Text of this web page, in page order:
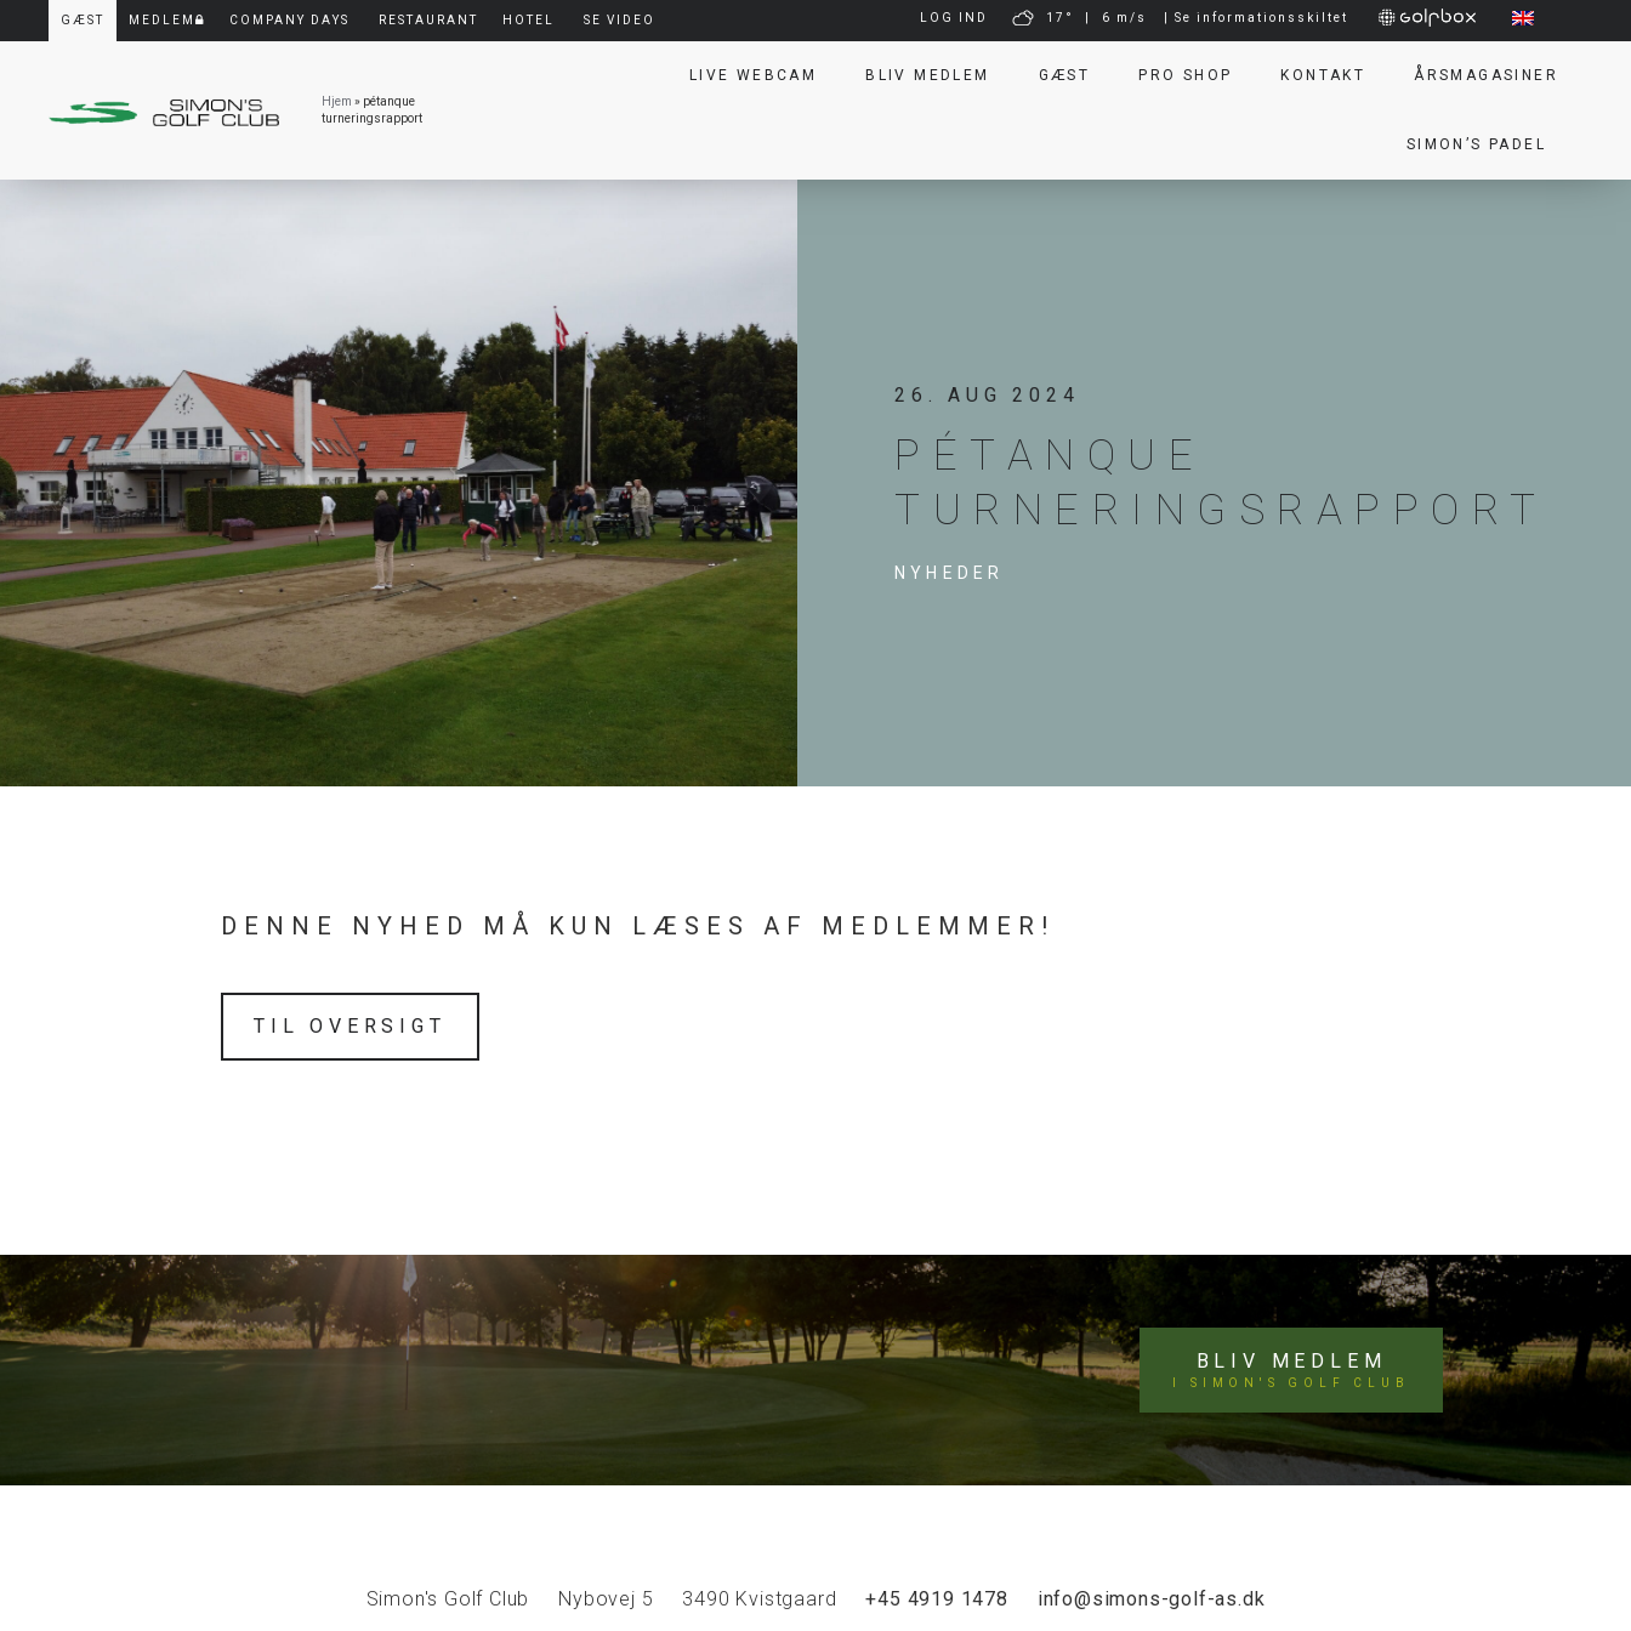
LOG IND 17° 6 m/s | Se informationsskiltet
GÆST MEDLEM COMPANY DAYS RESTAURANT HOTEL SE VIDEO
Hjem » pétanque
turneringsrapport
LIVE WEBCAM BLIV MEDLEM GÆST PRO SHOP KONTAKT ÅRSMAGASINER
SIMON’S PADEL
26. AUG 2024
PÉTANQUE
TURNERINGSRAPPORT
NYHEDER
DENNE NYHED MÅ KUN LÆSES AF MEDLEMMER!
TIL OVERSIGT
BLIV MEDLEM
I SIMON'S GOLF CLUB
Simon's Golf Club Nybovej 5 3490 Kvistgaard +45 4919 1478 info@simons-golf-as.dk